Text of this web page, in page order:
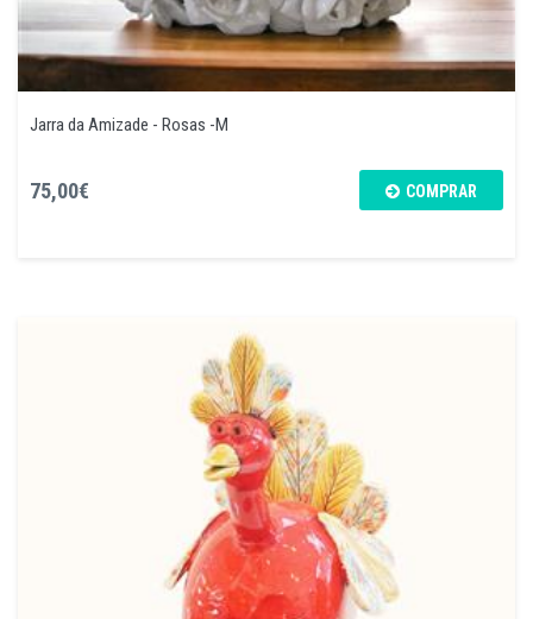
Jarra da Amizade - Rosas -M
75,00€ COMPRAR